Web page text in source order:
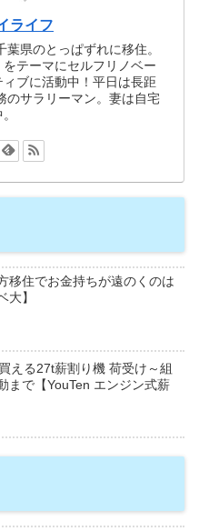
ライフ
県のとっぱずれに移住。
をテーマにセルフリノベー
ブに活動中！平日は長距
のサラリーマン。妻は自宅
移住でお金持ちが遠のくのは
大】
える27t薪割り機 荷受け～組
まで【YouTen エンジン式薪